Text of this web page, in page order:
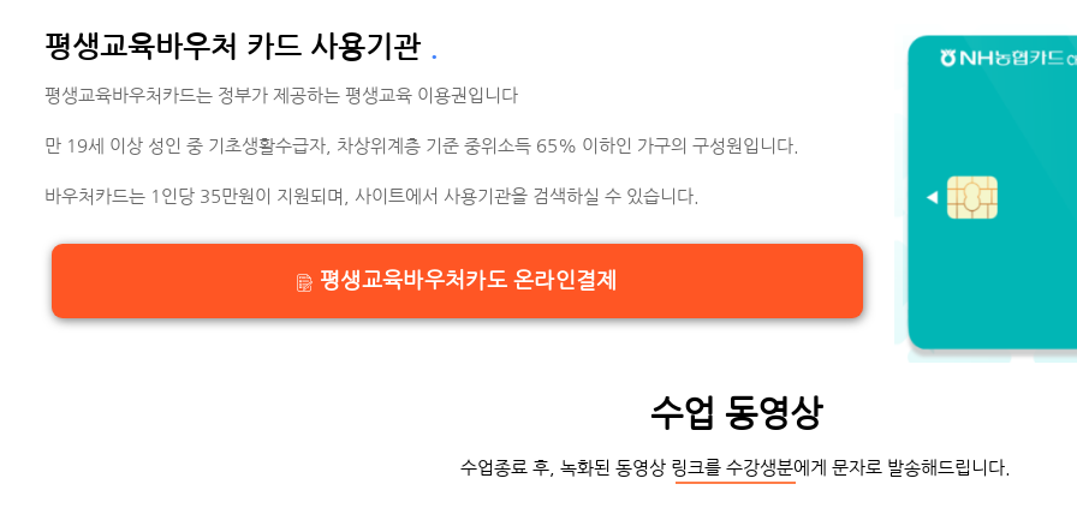
평생교육바우처 카드 사용기관
평생교육바우처카드는 정부가 제공하는 평생교육 이용권입니다
만 19세 이상 성인 중 기초생활수급자, 차상위계층 기준 중위소득 65% 이하인 가구의 구성원입니다.
바우처카드는 1인당 35만원이 지원되며, 사이트에서 사용기관을 검색하실 수 있습니다.
평생교육바우처카도 온라인결제
수업 동영상
수업종료 후, 녹화된 동영상 링크를 수강생분에게 문자로 발송해드립니다.